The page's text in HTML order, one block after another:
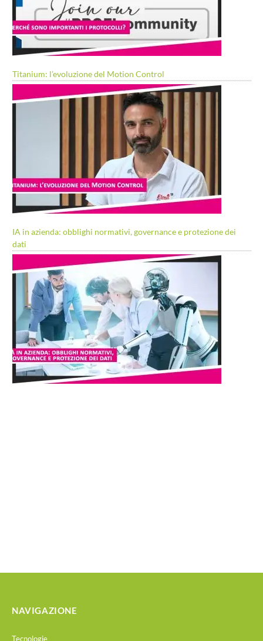
Titanium: l’evoluzione del Motion Control
IA in azienda: obblighi normativi, governance e protezione dei
dati
NAVIGAZIONE
Tecnologie